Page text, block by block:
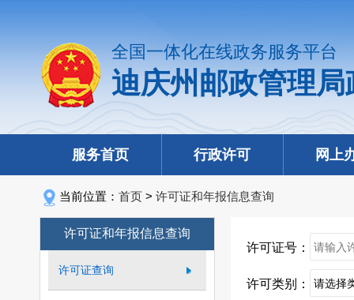
全国一体化在线政务服务平台
迪庆州邮政管理
服务首页 行政许可 网上
当前位置： 首页 > 许可证和年报信息查询
许可证和年报信息查询
许可证查询
许可证号：
许可类别：